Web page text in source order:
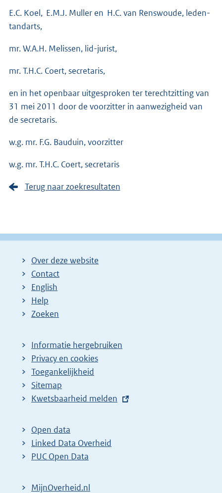
E.C. Koel, E.M.J. Muller en H.C. van Renswoude, leden-
tandarts,
mr. W.A.H. Melissen, lid-jurist,
mr. T.H.C. Coert, secretaris,
en in het openbaar uitgesproken ter terechtzitting van
31 mei 2011 door de voorzitter in aanwezigheid van
de secretaris.
w.g. mr. F.G. Bauduin, voorzitter
w.g. mr. T.H.C. Coert, secretaris
Terug naar zoekresultaten
Over deze website
Contact
English
Help
Zoeken
Informatie hergebruiken
Privacy en cookies
Toegankelijkheid
Sitemap
E
t
e
r
Kwetsbaarheid melden
Open data
Linked Data Overheid
PUC Open Data
MijnOverheid.nl